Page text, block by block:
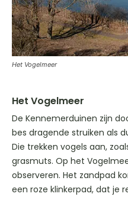
Het Vogelmeer
Het Vogelmeer
De Kennemerduinen zijn
bes dragende struiken als
Die trekken vogels aan,
grasmuts. Op het
observeren. Het zandpad
een roze klinkerpad, dat je